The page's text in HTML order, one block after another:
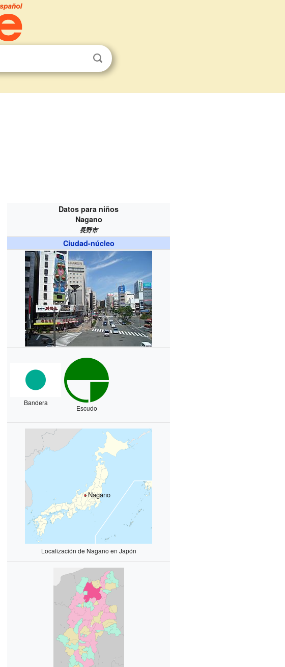
Datos para niños
Nagano
長野市
Ciudad-núcleo
Bandera
Escudo
Nagano
Localización de Nagano en Japón